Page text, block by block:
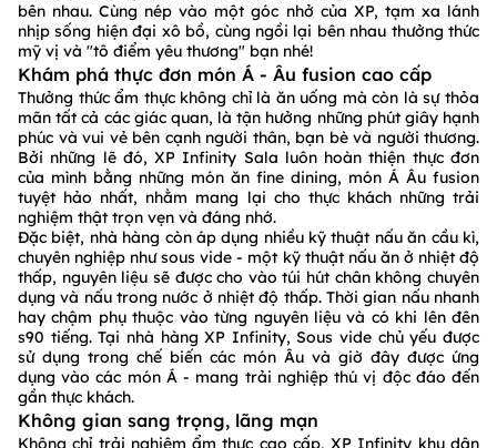
bên nhau. Cùng nép vào một góc nhở của XP, tạm xa lánh
nhịp sống hiện đại xô bồ, cùng ngồi lại bên nhau thưởng thức
mỹ vị và "tô điểm yêu thương" bạn nhé!
Khám phá thực đơn món Á - Âu fusion cao cấp
Thưởng thức ẩm thực không chỉ là ăn uống mà còn là sự thỏa
mãn tất cả các giác quan, là tận hưởng những phút giây hạnh
phúc và vui vẻ bên cạnh người thân, bạn bè và người thương.
Bởi những lẽ đó, XP Infinity Sala luôn hoàn thiện thực đơn
của mình bằng những món ăn fine dining, món Á Âu fusion
tuyệt hảo nhất, nhằm mang lại cho thực khách những trải
nghiệm thật trọn vẹn và đáng nhớ.
Đặc biệt, nhà hàng còn áp dụng nhiều kỹ thuật nấu ăn cầu kì,
chuyên nghiệp như sous vide - một kỹ thuật nấu ăn ở nhiệt độ
thấp, nguyên liệu sẽ được cho vào túi hút chân không chuyên
dụng và nấu trong nước ở nhiệt độ thấp. Thời gian nấu nhanh
hay chậm phụ thuộc vào từng nguyên liệu và có khi lên đên
s90 tiếng. Tại nhà hàng XP Infinity, Sous vide chủ yếu được
sử dụng trong chế biến các món Âu và giờ đây được ứng
dụng vào các món Á - mang trải nghiệp thú vị độc đáo đến
gần thực khách.
Không gian sang trọng, lãng mạn
Không chỉ trải nghiệm ẩm thực cao cấp, XP Infinity khu dân